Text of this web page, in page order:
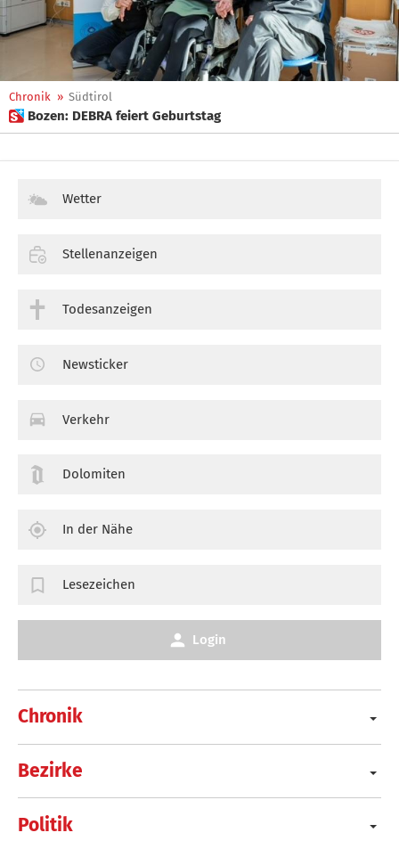
Chronik » Südtirol
 Bozen: DEBRA feiert Geburtstag
Chronik
Bezirke
Politik
Wetter
Stellenanzeigen
Todesanzeigen
Newsticker
Verkehr
Dolomiten
In der Nähe
Lesezeichen
Login